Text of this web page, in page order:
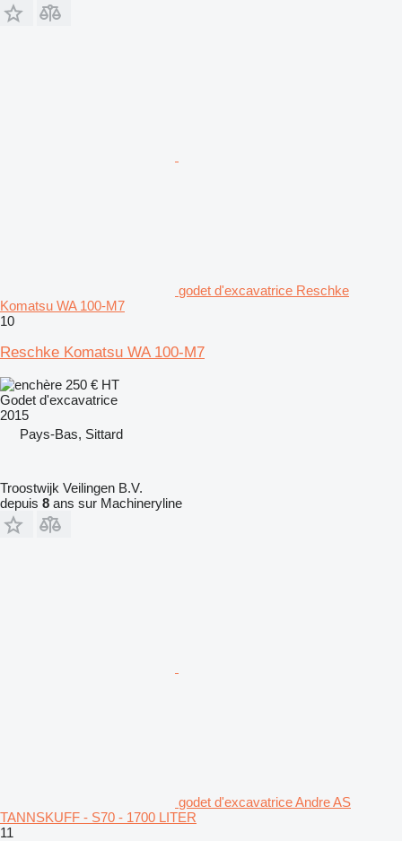
godet d'excavatrice Reschke
Komatsu WA 100-M7
10
Reschke Komatsu WA 100-M7
250 € HT
Godet d'excavatrice
2015
Pays-Bas, Sittard
Troostwijk Veilingen B.V.
depuis 8 ans sur Machineryline
godet d'excavatrice Andre AS
TANNSKUFF - S70 - 1700 LITER
11